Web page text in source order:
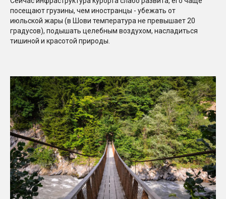
посещают грузины, чем иностранцы - убежать от
июльской жары (в Шови температура не превышает 20
градусов), подышать целебным воздухом, насладиться
тишиной и красотой природы.